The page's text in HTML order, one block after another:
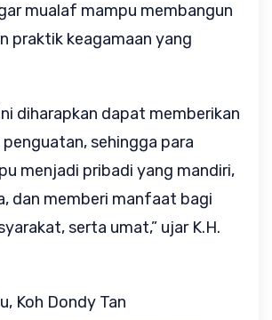
mualaf mampu membangun
praktik keagamaan yang
diharapkan dapat memberikan
sehingga para
menjadi pribadi yang mandiri,
dan memberi manfaat bagi
serta umat,” ujar K.H.
Koh Dondy Tan